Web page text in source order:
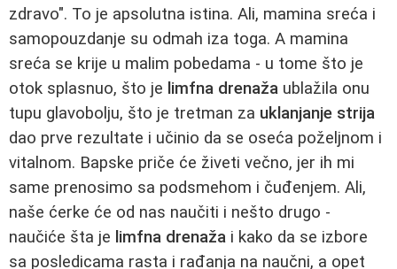
zdravo". To je apsolutna istina. Ali, mamina sreća i
samopouzdanje su odmah iza toga. A mamina
sreća se krije u malim pobedama - u tome što je
otok splasnuo, što je limfna drenaža ublažila onu
tupu glavobolju, što je tretman za uklanjanje strija
dao prve rezultate i učinio da se oseća poželjnom i
vitalnom. Bapske priče će živeti večno, jer ih mi
same prenosimo sa podsmehom i čuđenjem. Ali,
naše ćerke će od nas naučiti i nešto drugo -
naučiće šta je limfna drenaža i kako da se izbore
sa posledicama rasta i rađanja na naučni, a opet